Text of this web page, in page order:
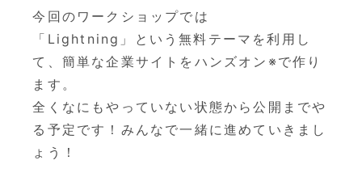
今回のワークショップでは
「Lightning」という無料テーマを利用し
て、 簡単な企業サイトをハンズオン※で作り
ます。
全くなにもやっていない状態から公開までや
る予定です！みんなで一緒に進めていきまし
ょう！